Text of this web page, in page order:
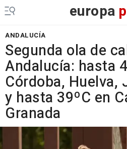
europa
ANDALUCÍA
Segunda ola de
Andalucía: hasta
Córdoba, Huelva,
y hasta 39ºC en
Granada